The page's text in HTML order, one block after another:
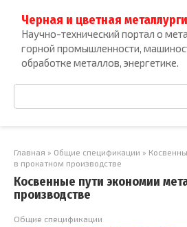
контенту
Черная и цветная
Научно-технический портал о
горной промышленности,
обработке металлов, энергетике.
Поиск:
Главная » Общие спецификации »
в прокатном производстве
Косвенные пути экономии
производстве
Общие спецификации